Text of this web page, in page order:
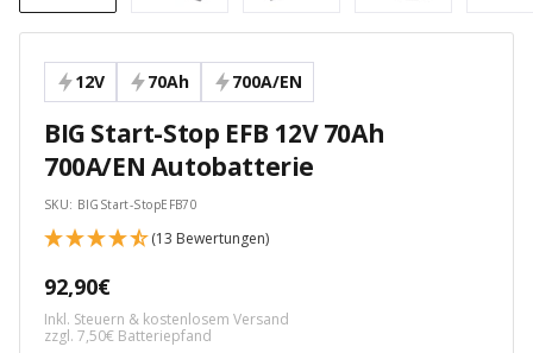
12V 70Ah 700A/EN
BIG Start-Stop EFB 12V 70Ah
700A/EN Autobatterie
SKU: BIGStart-StopEFB70
(13 Bewertungen)
Angebotspreis
92,90€
Inkl. Steuern & kostenlosem Versand
zzgl. 7,50€ Batteriepfand